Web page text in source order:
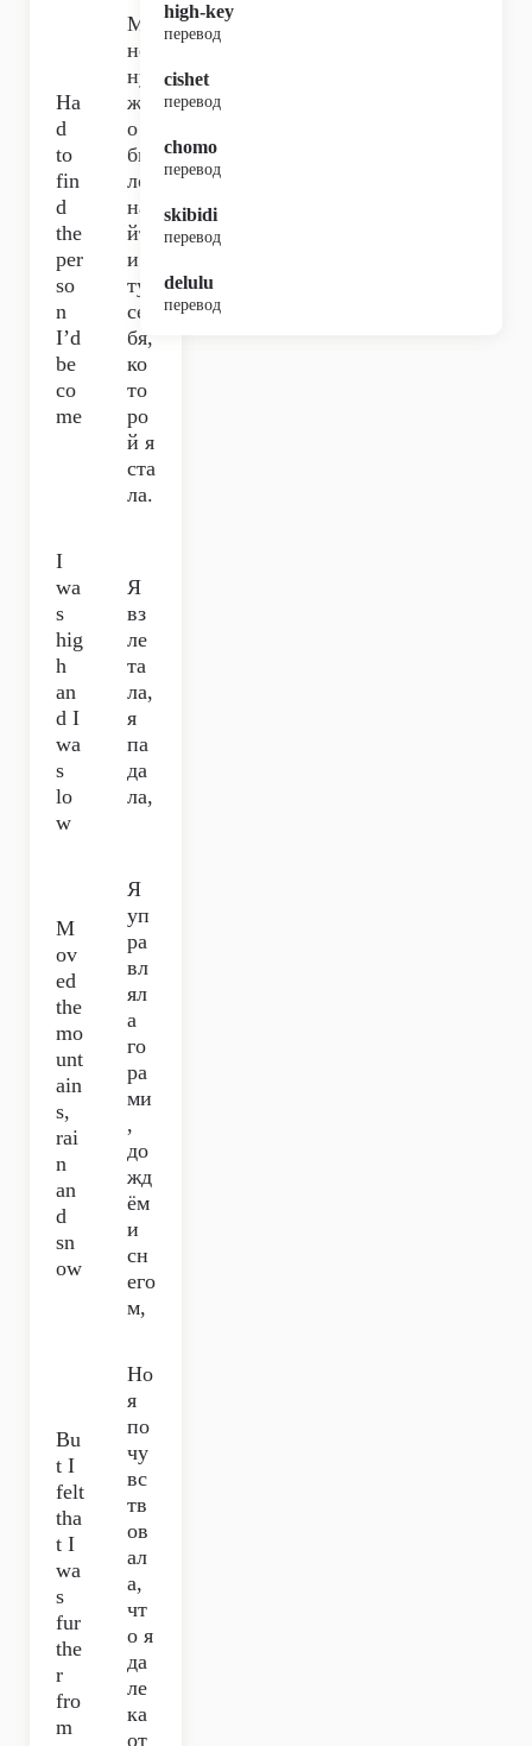
Ha
d
to
fin
d
the
per
so
n
I’d
be
co
me
М
не
ну
жн
о
бы
ло
на
йт
и
ту
се
бя,
ко
то
ро
й я
ста
ла.
I
wa
s
hig
h
an
d I
wa
s
lo
w
Я
вз
ле
та
ла,
я
па
да
ла,
M
ov
ed
the
mo
unt
ain
s,
rai
n
an
d
sn
ow
Я
уп
ра
вл
ял
а
го
ра
ми
,
до
жд
ём
и
сн
его
м,
Bu
t I
felt
tha
t I
wa
s
fur
the
r
fro
m
Но
я
по
чу
вс
тв
ов
ал
а,
чт
о я
да
ле
ка
от
high-key
перевод
cishet
перевод
chomo
перевод
skibidi
перевод
delulu
перевод